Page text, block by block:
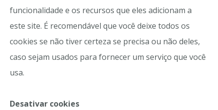
funcionalidade e os recursos que eles adicionam a
este site. É recomendável que você deixe todos os
cookies se não tiver certeza se precisa ou não deles,
caso sejam usados ​​para fornecer um serviço que você
usa.
Desativar cookies